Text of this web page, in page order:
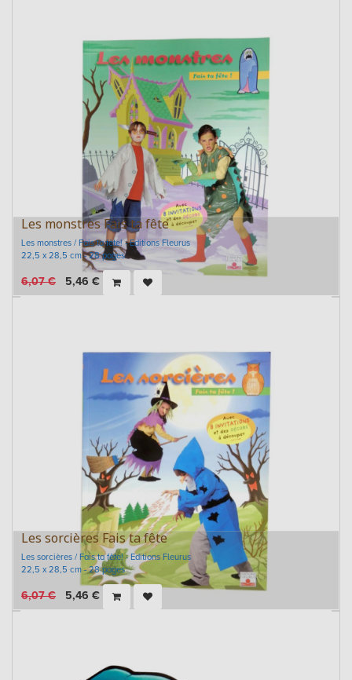
Les monstres Fais ta fête
Les monstres / Fais ta fête! - Editions Fleurus
22,5 x 28,5 cm - 28 pages
6,07€ 5,46 €
Les sorcières Fais ta fête
Les sorcières / Fais ta fête! - Editions Fleurus
22,5 x 28,5 cm - 28 pages
6,07€ 5,46 €